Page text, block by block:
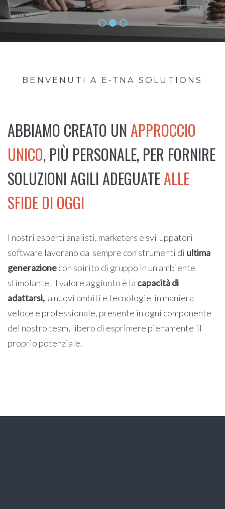
BENVENUTI A E-TNA SOLUTIONS
ABBIAMO CREATO UNAPPROCCIO
UNICO, PIÙ PERSONALE, PER FORNIRE
SOLUZIONI AGILI ADEGUATEALLE
SFIDE DI OGGI
I nostri esperti analisti, marketers e sviluppatori
software lavorano da sempre con strumenti di ultima
generazionecon spirito di gruppo in un ambiente
stimolante. Il valore aggiunto è la capacità di
adattarsi, a nuovi ambiti e tecnologie in maniera
veloce e professionale, presente in ogni componente
del nostro team, libero di esprimere pienamente il
proprio potenziale.